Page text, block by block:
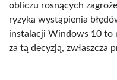
obliczu rosnących
ryzyka wystąpienia
instalacji Windows 10 to
za tą decyzją, zwłaszcza